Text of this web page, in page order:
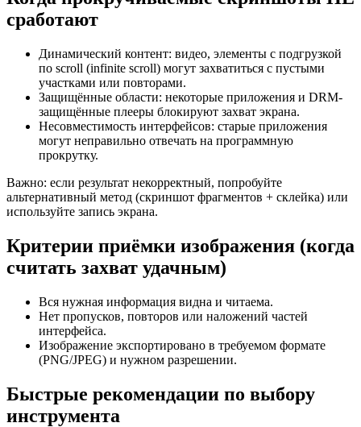
сработают
Динамический контент: видео, элементы с подгрузкой
по scroll (infinite scroll) могут захватиться с пустыми
участками или повторами.
Защищённые области: некоторые приложения и DRM-
защищённые плееры блокируют захват экрана.
Несовместимость интерфейсов: старые приложения
могут неправильно отвечать на программную
прокрутку.
Важно: если результат некорректный, попробуйте
альтернативный метод (скриншот фрагментов + склейка) или
используйте запись экрана.
Критерии приёмки изображения (когда
считать захват удачным)
Вся нужная информация видна и читаема.
Нет пропусков, повторов или наложений частей
интерфейса.
Изображение экспортировано в требуемом формате
(PNG/JPEG) и нужном разрешении.
Быстрые рекомендации по выбору
инструмента